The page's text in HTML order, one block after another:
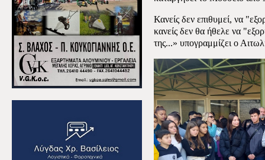
Κανείς δεν επιθυμεί, να
κανείς δεν θα ήθελε να
της...» υπογραμμίζει ο